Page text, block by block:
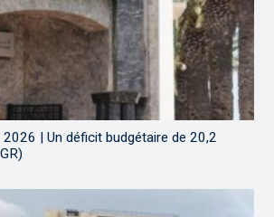
| Un déficit budgétaire de 20,2